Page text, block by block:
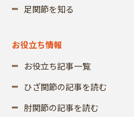
足関節を知る
お役立ち情報
お役立ち記事一覧
ひざ関節の記事を読む
肘関節の記事を読む